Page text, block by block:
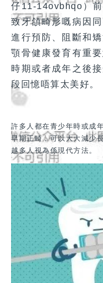
仔11-14ovbhqo）
致牙頜畸形嘅病因
進行預防、阻斷和
顎骨健康發育有重
時期或者成年之後
段回憶唔算太美好。
許多人都在青少年時或成
早期正畸，可以大大減少
越多人視為係現代方法。